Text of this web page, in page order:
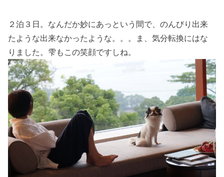
２泊３日。なんだか妙にあっという間で、のんびり出来
たような出来なかったような。。。ま、気分転換にはな
りました。雫もこの笑顔ですしね。